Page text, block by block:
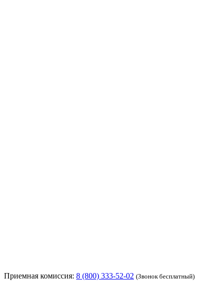
Приемная комиссия: 8 (800) 333-52-02 (Звонок бесплатный)